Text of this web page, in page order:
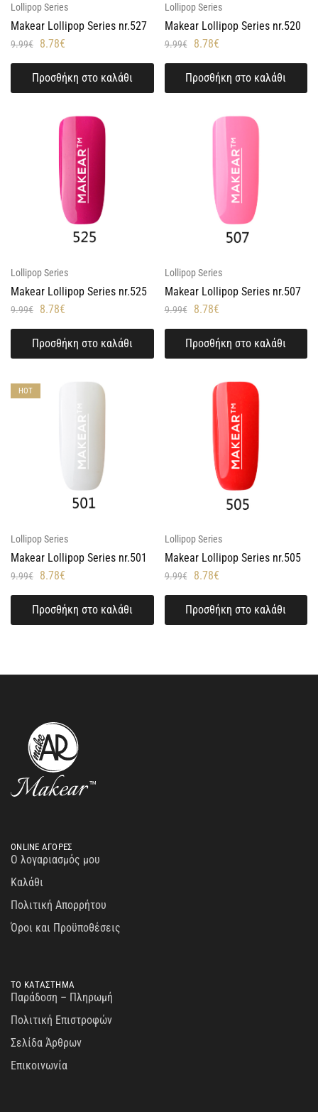
Lollipop Series
Makear Lollipop Series nr.527
9.99€ 8.78€
Προσθήκη στο καλάθι
Lollipop Series
Makear Lollipop Series nr.520
9.99€ 8.78€
Προσθήκη στο καλάθι
Lollipop Series
Makear Lollipop Series nr.525
9.99€ 8.78€
Προσθήκη στο καλάθι
Lollipop Series
Makear Lollipop Series nr.507
9.99€ 8.78€
Προσθήκη στο καλάθι
HOT
Lollipop Series
Makear Lollipop Series nr.501
9.99€ 8.78€
Προσθήκη στο καλάθι
Lollipop Series
Makear Lollipop Series nr.505
9.99€ 8.78€
Προσθήκη στο καλάθι
ONLINE ΑΓΟΡΕΣ
Ο λογαριασμός μου
Καλάθι
Πολιτική Απορρήτου
Όροι και Προϋποθέσεις
ΤΟ ΚΑΤΑΣΤΗΜΑ
Παράδοση – Πληρωμή
Πολιτική Επιστροφών
Σελίδα Άρθρων
Επικοινωνία